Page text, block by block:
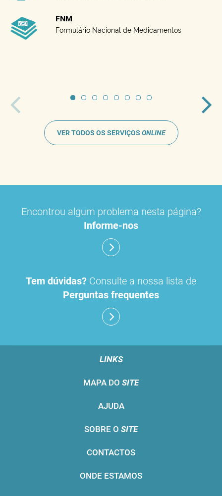
FNM
Formulário Nacional de Medicamentos
VER TODOS OS SERVIÇOS ONLINE
Encontrou algum problema nesta página?
Informe-nos
Tem dúvidas? Consulte a nossa lista de
Perguntas frequentes
LINKS
MAPA DO SITE
AJUDA
SOBRE O SITE
CONTACTOS
ONDE ESTAMOS